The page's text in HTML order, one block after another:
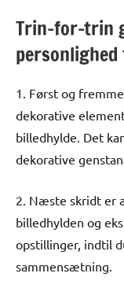
Trin-for-trin
1. Først og
dekorative
billedhylde. Det
dekorative
2. Næste skridt er
billedhylden og
opstillinger, indtil
sammensætning.